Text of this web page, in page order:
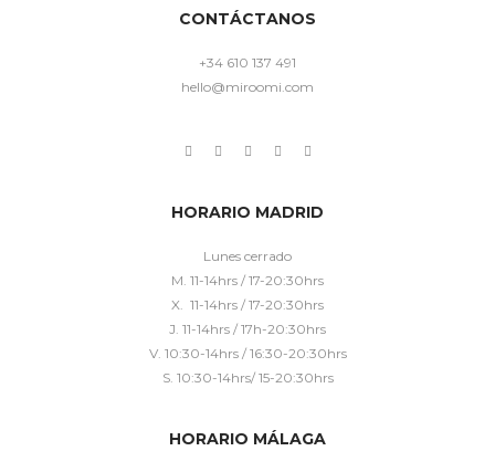
CONTÁCTANOS
+34 610 137 491
hello@miroomi.com
HORARIO MADRID
Lunes cerrado
M. 11-14hrs / 17-20:30hrs
X. 11-14hrs / 17-20:30hrs
J. 11-14hrs / 17h-20:30hrs
V. 10:30-14hrs / 16:30-20:30hrs
S. 10:30-14hrs/ 15-20:30hrs
HORARIO MÁLAGA